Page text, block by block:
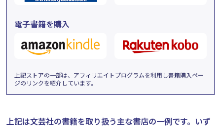
電子書籍を購入
上記ストアの一部は、アフィリエイトプログラムを利用し書籍購入ペー
ジのリンクを紹介しています。
上記は文芸社の書籍を取り扱う主な書店の一例です。 いず